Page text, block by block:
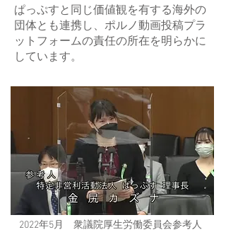
​ぱっぷすと同じ価値観を有する海外の
団体とも連携し、ポルノ動画投稿プラ
ットフォームの責任の所在を明らかに
しています。
2022年5月 衆議院厚生労働委員会参考人